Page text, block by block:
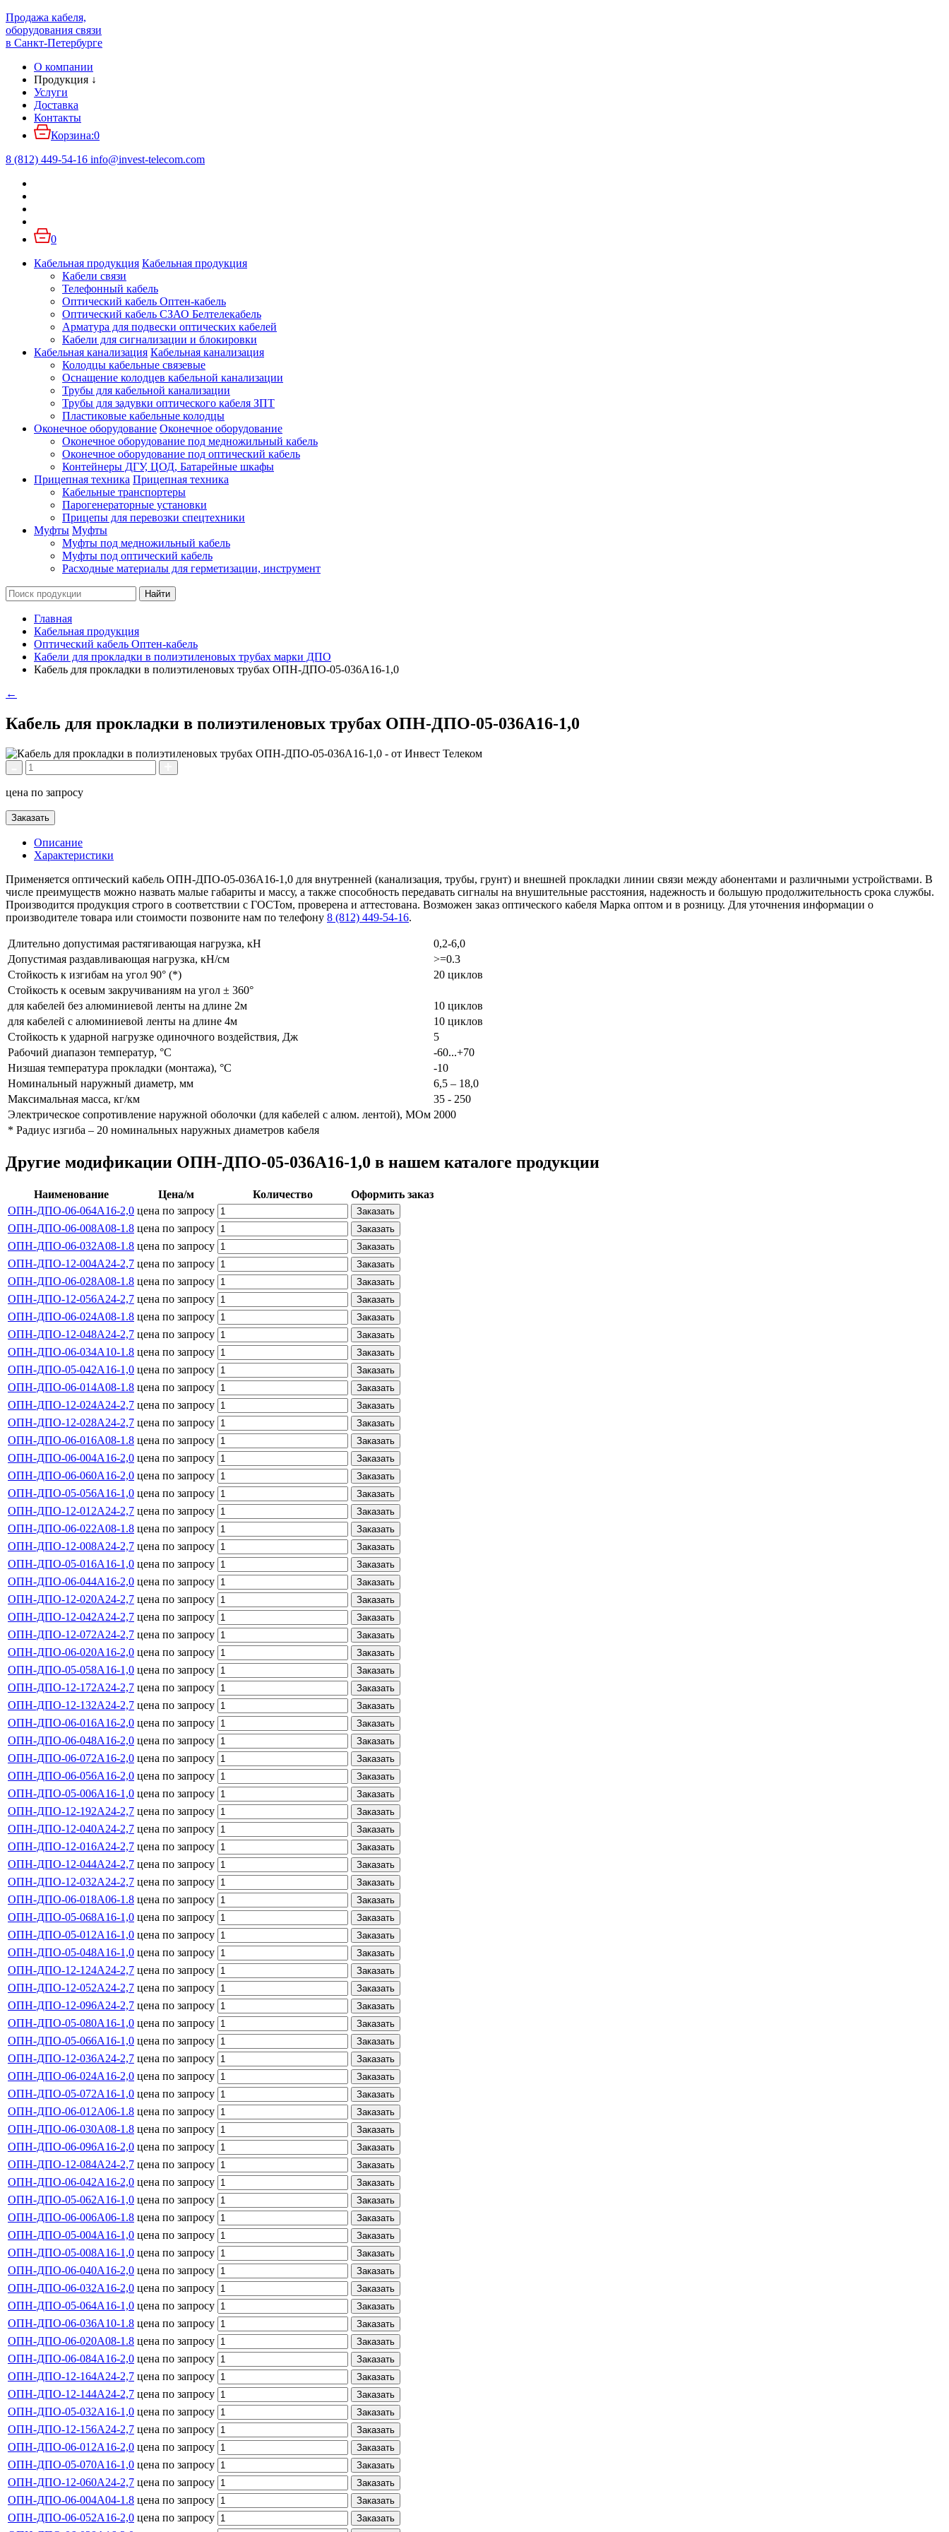
Продажа кабеля,
оборудования связи
в Санкт-Петербурге
О компании
Продукция ↓
Услуги
Доставка
Контакты
Корзина:0
8 (812) 449-54-16 info@invest-telecom.com
0
Кабельная продукция Кабельная продукция
Кабели связи
Телефонный кабель
Оптический кабель Оптен-кабель
Оптический кабель СЗАО Белтелекабель
Арматура для подвески оптических кабелей
Кабели для сигнализации и блокировки
Кабельная канализация Кабельная канализация
Колодцы кабельные связевые
Оснащение колодцев кабельной канализации
Трубы для кабельной канализации
Трубы для задувки оптического кабеля ЗПТ
Пластиковые кабельные колодцы
Оконечное оборудование Оконечное оборудование
Оконечное оборудование под медножильный кабель
Оконечное оборудование под оптический кабель
Контейнеры ДГУ, ЦОД, Батарейные шкафы
Прицепная техника Прицепная техника
Кабельные транспортеры
Парогенераторные установки
Прицепы для перевозки спецтехники
Муфты Муфты
Муфты под медножильный кабель
Муфты под оптический кабель
Расходные материалы для герметизации, инструмент
Главная
Кабельная продукция
Оптический кабель Оптен-кабель
Кабели для прокладки в полиэтиленовых трубах марки ДПО
Кабель для прокладки в полиэтиленовых трубах ОПН-ДПО-05-036А16-1,0
←
Кабель для прокладки в полиэтиленовых трубах ОПН-ДПО-05-036А16-1,0
цена по запросу
Заказать
Описание
Характеристики
Применяется оптический кабель ОПН-ДПО-05-036А16-1,0 для внутренней (канализация, трубы, грунт) и внешней прокладки линии связи между абонентами и различными устройствами. В
числе преимуществ можно назвать малые габариты и массу, а также способность передавать сигналы на внушительные расстояния, надежность и большую продолжительность срока службы.
Производится продукция строго в соответствии с ГОСТом, проверена и аттестована. Возможен заказ оптического кабеля Марка оптом и в розницу. Для уточнения информации о
производителе товара или стоимости позвоните нам по телефону 8 (812) 449-54-16.
Длительно допустимая растягивающая нагрузка, кН
0,2-6,0
Допустимая раздавливающая нагрузка, кН/см
>=0.3
Стойкость к изгибам на угол 90° (*)
20 циклов
Стойкость к осевым закручиваниям на угол ± 360°
для кабелей без алюминиевой ленты на длине 2м
10 циклов
для кабелей с алюминиевой ленты на длине 4м
10 циклов
Стойкость к ударной нагрузке одиночного воздействия, Дж
5
Рабочий диапазон температур, °С
-60...+70
Низшая температура прокладки (монтажа), °С
-10
Номинальный наружный диаметр, мм
6,5 – 18,0
Максимальная масса, кг/км
35 - 250
Электрическое сопротивление наружной оболочки (для кабелей с алюм. лентой), МОм 2000
* Радиус изгиба – 20 номинальных наружных диаметров кабеля
Другие модификации ОПН-ДПО-05-036А16-1,0 в нашем каталоге продукции
Наименование Цена/м Количество
Оформить заказ
ОПН-ДПО-06-064А16-2,0 цена по запросу Заказать
ОПН-ДПО-06-008А08-1.8 цена по запросу Заказать
ОПН-ДПО-06-032А08-1.8 цена по запросу Заказать
ОПН-ДПО-12-004А24-2,7 цена по запросу Заказать
ОПН-ДПО-06-028А08-1.8 цена по запросу Заказать
ОПН-ДПО-12-056А24-2,7 цена по запросу Заказать
ОПН-ДПО-06-024А08-1.8 цена по запросу Заказать
ОПН-ДПО-12-048А24-2,7 цена по запросу Заказать
ОПН-ДПО-06-034А10-1.8 цена по запросу Заказать
ОПН-ДПО-05-042А16-1,0 цена по запросу Заказать
ОПН-ДПО-06-014А08-1.8 цена по запросу Заказать
ОПН-ДПО-12-024А24-2,7 цена по запросу Заказать
ОПН-ДПО-12-028А24-2,7 цена по запросу Заказать
ОПН-ДПО-06-016А08-1.8 цена по запросу Заказать
ОПН-ДПО-06-004А16-2,0 цена по запросу Заказать
ОПН-ДПО-06-060А16-2,0 цена по запросу Заказать
ОПН-ДПО-05-056А16-1,0 цена по запросу Заказать
ОПН-ДПО-12-012А24-2,7 цена по запросу Заказать
ОПН-ДПО-06-022А08-1.8 цена по запросу Заказать
ОПН-ДПО-12-008А24-2,7 цена по запросу Заказать
ОПН-ДПО-05-016А16-1,0 цена по запросу Заказать
ОПН-ДПО-06-044А16-2,0 цена по запросу Заказать
ОПН-ДПО-12-020А24-2,7 цена по запросу Заказать
ОПН-ДПО-12-042А24-2,7 цена по запросу Заказать
ОПН-ДПО-12-072А24-2,7 цена по запросу Заказать
ОПН-ДПО-06-020А16-2,0 цена по запросу Заказать
ОПН-ДПО-05-058А16-1,0 цена по запросу Заказать
ОПН-ДПО-12-172А24-2,7 цена по запросу Заказать
ОПН-ДПО-12-132А24-2,7 цена по запросу Заказать
ОПН-ДПО-06-016А16-2,0 цена по запросу Заказать
ОПН-ДПО-06-048А16-2,0 цена по запросу Заказать
ОПН-ДПО-06-072А16-2,0 цена по запросу Заказать
ОПН-ДПО-06-056А16-2,0 цена по запросу Заказать
ОПН-ДПО-05-006А16-1,0 цена по запросу Заказать
ОПН-ДПО-12-192А24-2,7 цена по запросу Заказать
ОПН-ДПО-12-040А24-2,7 цена по запросу Заказать
ОПН-ДПО-12-016А24-2,7 цена по запросу Заказать
ОПН-ДПО-12-044А24-2,7 цена по запросу Заказать
ОПН-ДПО-12-032А24-2,7 цена по запросу Заказать
ОПН-ДПО-06-018А06-1.8 цена по запросу Заказать
ОПН-ДПО-05-068А16-1,0 цена по запросу Заказать
ОПН-ДПО-05-012А16-1,0 цена по запросу Заказать
ОПН-ДПО-05-048А16-1,0 цена по запросу Заказать
ОПН-ДПО-12-124А24-2,7 цена по запросу Заказать
ОПН-ДПО-12-052А24-2,7 цена по запросу Заказать
ОПН-ДПО-12-096А24-2,7 цена по запросу Заказать
ОПН-ДПО-05-080А16-1,0 цена по запросу Заказать
ОПН-ДПО-05-066А16-1,0 цена по запросу Заказать
ОПН-ДПО-12-036А24-2,7 цена по запросу Заказать
ОПН-ДПО-06-024А16-2,0 цена по запросу Заказать
ОПН-ДПО-05-072А16-1,0 цена по запросу Заказать
ОПН-ДПО-06-012А06-1.8 цена по запросу Заказать
ОПН-ДПО-06-030А08-1.8 цена по запросу Заказать
ОПН-ДПО-06-096А16-2,0 цена по запросу Заказать
ОПН-ДПО-12-084А24-2,7 цена по запросу Заказать
ОПН-ДПО-06-042А16-2,0 цена по запросу Заказать
ОПН-ДПО-05-062А16-1,0 цена по запросу Заказать
ОПН-ДПО-06-006А06-1.8 цена по запросу Заказать
ОПН-ДПО-05-004А16-1,0 цена по запросу Заказать
ОПН-ДПО-05-008А16-1,0 цена по запросу Заказать
ОПН-ДПО-06-040А16-2,0 цена по запросу Заказать
ОПН-ДПО-06-032А16-2,0 цена по запросу Заказать
ОПН-ДПО-05-064А16-1,0 цена по запросу Заказать
ОПН-ДПО-06-036А10-1.8 цена по запросу Заказать
ОПН-ДПО-06-020А08-1.8 цена по запросу Заказать
ОПН-ДПО-06-084А16-2,0 цена по запросу Заказать
ОПН-ДПО-12-164А24-2,7 цена по запросу Заказать
ОПН-ДПО-12-144А24-2,7 цена по запросу Заказать
ОПН-ДПО-05-032А16-1,0 цена по запросу Заказать
ОПН-ДПО-12-156А24-2,7 цена по запросу Заказать
ОПН-ДПО-06-012А16-2,0 цена по запросу Заказать
ОПН-ДПО-05-070А16-1,0 цена по запросу Заказать
ОПН-ДПО-12-060А24-2,7 цена по запросу Заказать
ОПН-ДПО-06-004А04-1.8 цена по запросу Заказать
ОПН-ДПО-06-052А16-2,0 цена по запросу Заказать